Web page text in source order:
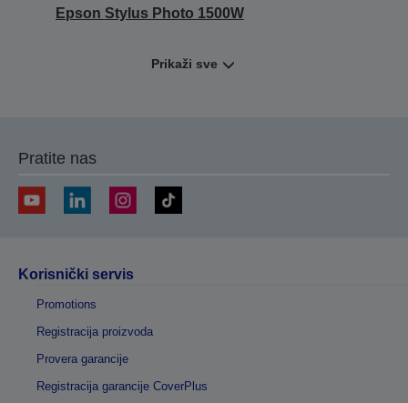
Epson Stylus Photo 1500W
Prikaži sve
Pratite nas
Korisnički servis
Promotions
Registracija proizvoda
Provera garancije
Registracija garancije CoverPlus